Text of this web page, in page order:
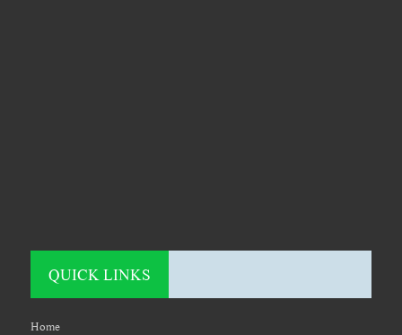
QUICK LINKS
Home